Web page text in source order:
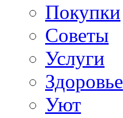
Покупки
Советы
Услуги
Здоровье
Уют